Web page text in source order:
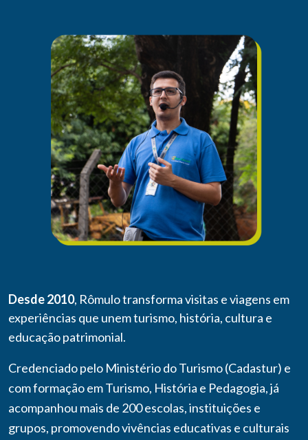
Desde 2010, Rômulo transforma visitas e viagens em
experiências que unem turismo, história, cultura e
educação patrimonial.
Credenciado pelo Ministério do Turismo (Cadastur) e
com formação em Turismo, História e Pedagogia, já
acompanhou mais de 200 escolas, instituições e
grupos, promovendo vivências educativas e culturais